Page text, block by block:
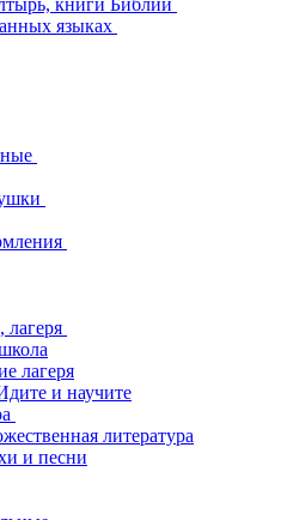
книги Библии
языках
лагеря
лагеря
и научите
литература
и песни